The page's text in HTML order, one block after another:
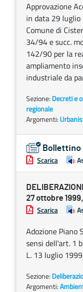
Approvazione
in data 29
Comune di
34/94 e succ.
142/90 per la
ampliamento
industriale da
Sezione: Decreti e
regionale
Argomenti:
Bollettino
Scarica
27 ottobre
Scarica
Adozione
sensi dell'art. 1
L. 13 luglio
Sezione:
Argomenti: